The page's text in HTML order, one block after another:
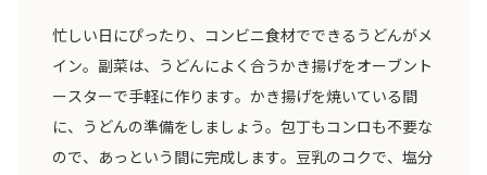
忙しい日にぴったり、コンビニ食材でできるうどんがメ
イン。副菜は、うどんによく合うかき揚げをオーブント
ースターで手軽に作ります。かき揚げを焼いている間
に、うどんの準備をしましょう。包丁もコンロも不要な
ので、あっという間に完成します。豆乳のコクで、塩分